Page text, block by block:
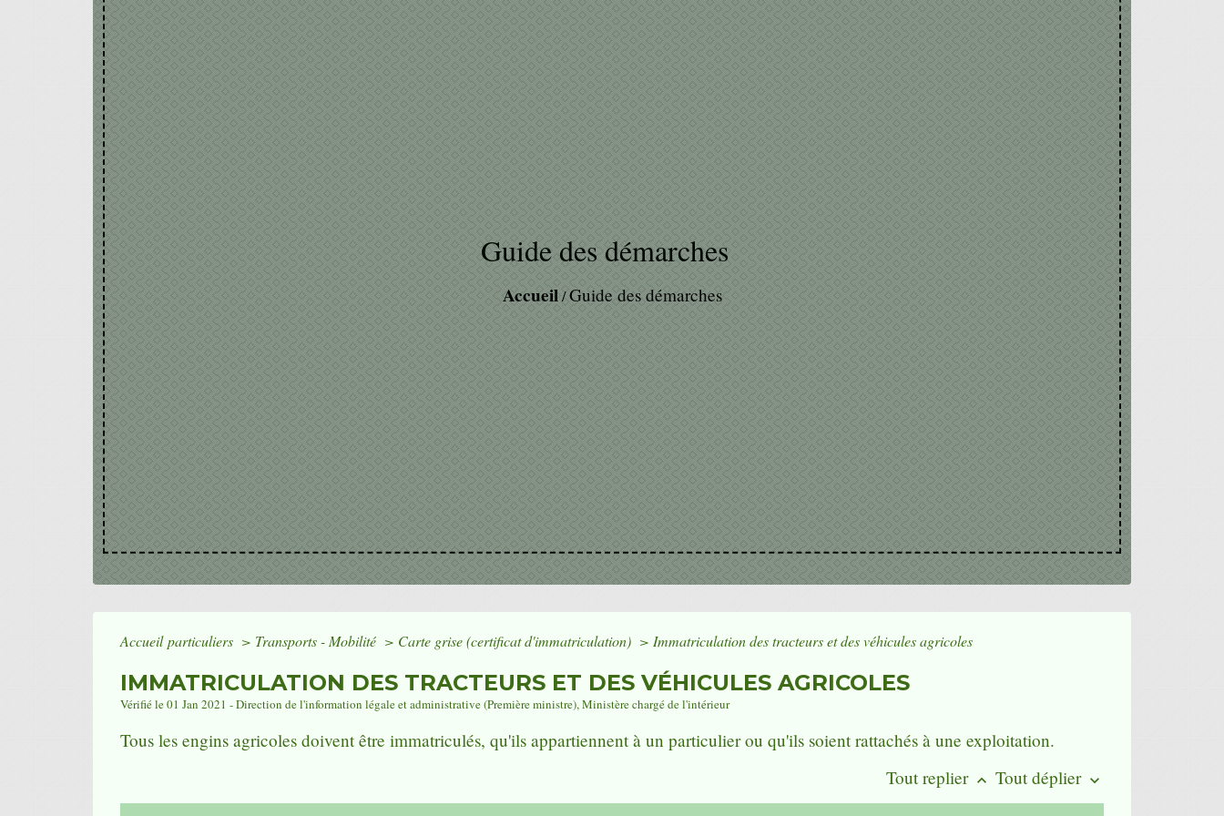
Guide des démarches
Accueil/Guide des démarches
Accueil particuliers > Transports - Mobilité > Carte grise (certificat d'immatriculation) > Immatriculation des tracteurs et des véhicules agricoles
IMMATRICULATION DES TRACTEURS ET DES VÉHICULES AGRICOLES
Vérifié le 01 Jan 2021 - Direction de l'information légale et administrative (Première ministre), Ministère chargé de l'intérieur
Tous les engins agricoles doivent être immatriculés, qu'ils appartiennent à un particulier ou qu'ils soient rattachés à une exploitation.
Tout replier keyboard_arrow_up Tout déplier keyboard_arrow_down